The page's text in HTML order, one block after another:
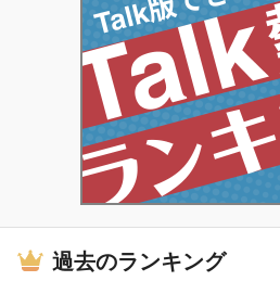
過去のランキング